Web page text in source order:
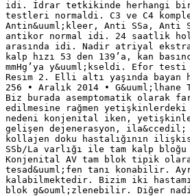
idi. İdrar tetkikinde herhangi
testleri normaldi. C3 ve C4
Antin&uuml;kleer, Anti SSa, Anti
antikor normal idi. 24 saatlik
arasında idi. Nadir atriyal
kalp hızı 53 den 139’a, kan
mmHg’ya y&uuml;kseldi. Efor
Resim 2. Elli altı yaşında bayan
256 • Aralık 2014 • G&uuml;lhane
Biz burada asemptomatik olarak
edilmesine rağmen
nedeni konjenital iken,
gelişen dejenerasyon,
kollajen doku hastalığının
SSb/La varlığı ile tam kalp
Konjenital AV tam blok tipik
tesad&uuml;fen tanı konabilir.
kalabilmektedir. Bizim iki
blok g&ouml;zlenebilir. Diğer